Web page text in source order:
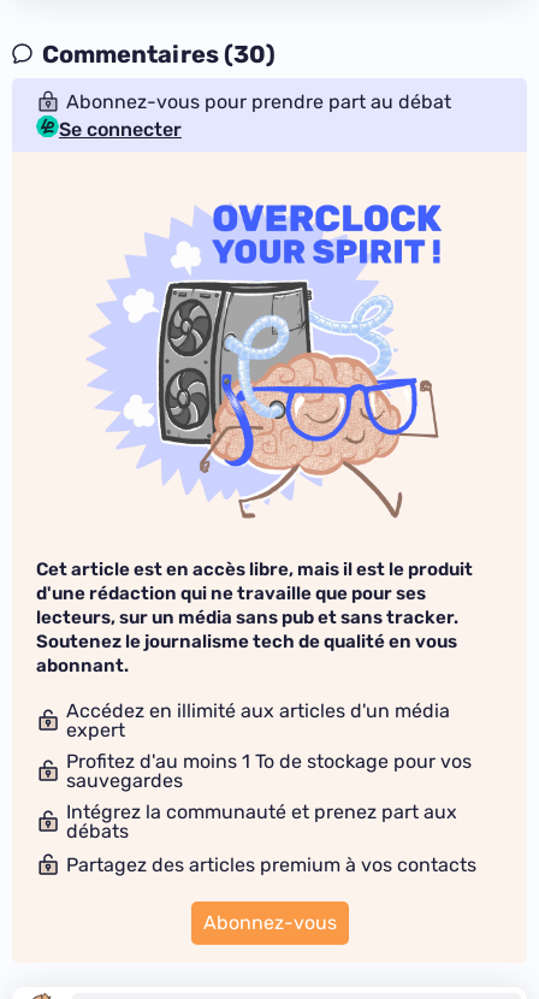
Commentaires (30)
Abonnez-vous pour prendre part au débat
Se connecter
Cet article est en accès libre, mais il est le produit
d'une rédaction qui ne travaille que pour ses
lecteurs, sur un média sans pub et sans tracker.
Soutenez le journalisme tech de qualité en vous
abonnant.
Accédez en illimité aux articles d'un média
expert
Profitez d'au moins 1 To de stockage pour vos
sauvegardes
Intégrez la communauté et prenez part aux
débats
Partagez des articles premium à vos contacts
Abonnez-vous